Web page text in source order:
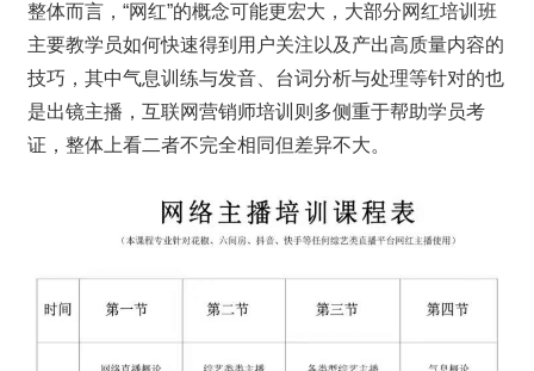
整体而言，“网红”的概念可能更宏大，大部分网红培训班
主要教学员如何快速得到用户关注以及产出高质量内容的
技巧，其中气息训练与发音、台词分析与处理等针对的也
是出镜主播，互联网营销师培训则多侧重于帮助学员考
证，整体上看二者不完全相同但差异不大。